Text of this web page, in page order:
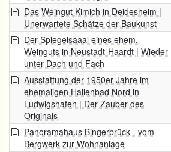
Das Weingut Kimich in Deidesheim |
Unerwartete Schätze der Baukunst
Der Spiegelsaaal eines ehem.
Weinguts in Neustadt-Haardt | Wieder
unter Dach und Fach
Ausstattung der 1950er-Jahre im
ehemaligen Hallenbad Nord in
Ludwigshafen | Der Zauber des
Originals
Panoramahaus Bingerbrück - vom
Bergwerk zur Wohnanlage